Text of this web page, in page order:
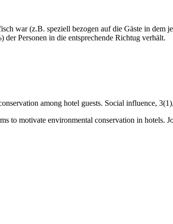
war (z.B. speziell bezogen auf die Gäste in
Personen in die entsprechende Richtug verhält.
among hotel guests. Social influence,
motivate environmental conservation in hotels.